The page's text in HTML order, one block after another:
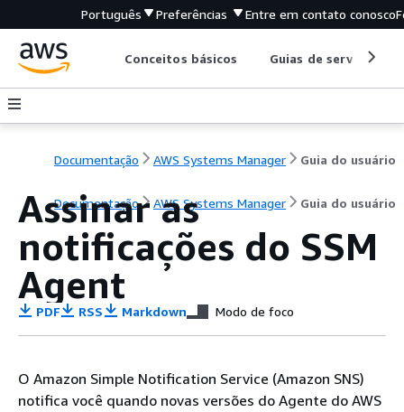
Português Preferências Entre em contato conosco
Conceitos básicos Guias de serviço
Documentação AWS Systems Manager Guia do usuário
Documentação AWS Systems Manager Guia do usuário
Assinar as
notificações do SSM
Agent
PDF RSS Markdown Modo de foco
O Amazon Simple Notification Service (Amazon SNS)
notifica você quando novas versões do Agente do AWS